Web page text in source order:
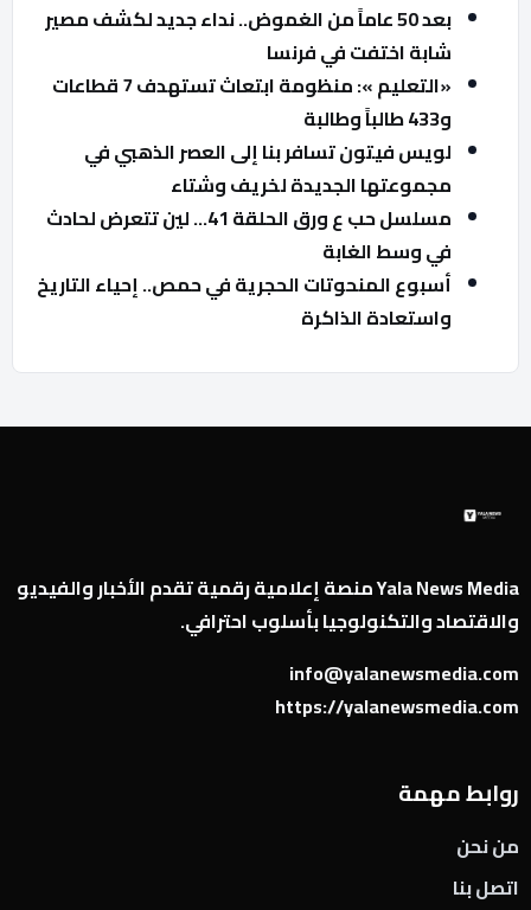
بعد 50 عاماً من الغموض.. نداء جديد لكشف مصير
شابة اختفت في فرنسا
«التعليم »: منظومة ابتعاث تستهدف 7 قطاعات
و433 طالباً وطالبة
لويس فيتون تسافر بنا إلى العصر الذهبي في
مجموعتها الجديدة لخريف وشتاء
مسلسل حب ع ورق الحلقة 41… لين تتعرض لحادث
في وسط الغابة
أسبوع المنحوتات الحجرية في حمص.. إحياء التاريخ
واستعادة الذاكرة
Yala News Media منصة إعلامية رقمية تقدم الأخبار والفيديو
والاقتصاد والتكنولوجيا بأسلوب احترافي.
info@yalanewsmedia.com
https://yalanewsmedia.com
روابط مهمة
من نحن
اتصل بنا